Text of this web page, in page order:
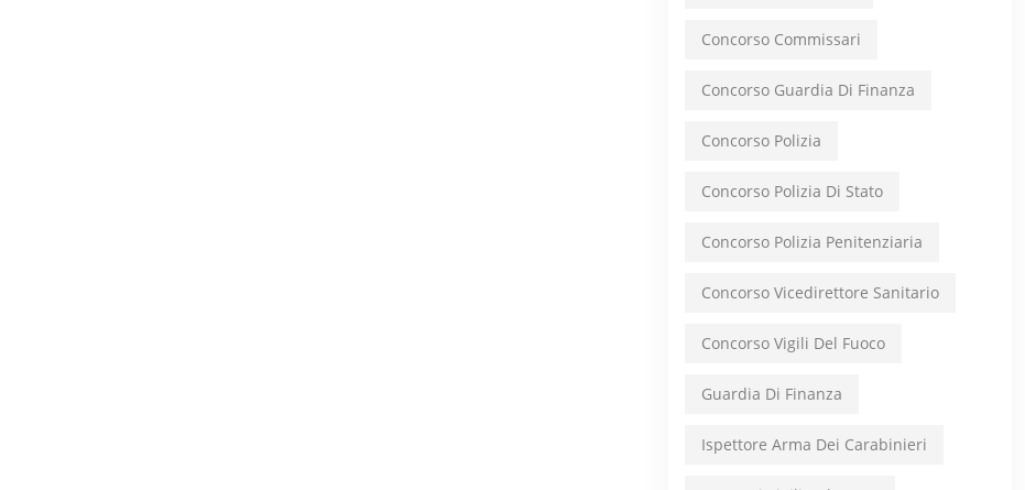
Concorso Commissari
Concorso Guardia Di Finanza
Concorso Polizia
Concorso Polizia Di Stato
Concorso Polizia Penitenziaria
Concorso Vicedirettore Sanitario
Concorso Vigili Del Fuoco
Guardia Di Finanza
Ispettore Arma Dei Carabinieri